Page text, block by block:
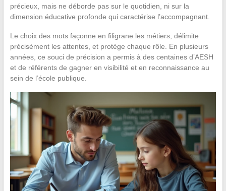
précieux, mais ne déborde pas sur le quotidien, ni sur la
dimension éducative profonde qui caractérise l’accompagnant.
Le choix des mots façonne en filigrane les métiers, délimite
précisément les attentes, et protège chaque rôle. En plusieurs
années, ce souci de précision a permis à des centaines d’AESH
et de référents de gagner en visibilité et en reconnaissance au
sein de l’école publique.